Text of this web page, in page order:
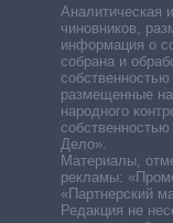
Аналитическая
чиновников,
информация о
собрана и
размещенные
народного
Дело».
Материалы,
рекламы:
«Партнерский
Редакция не